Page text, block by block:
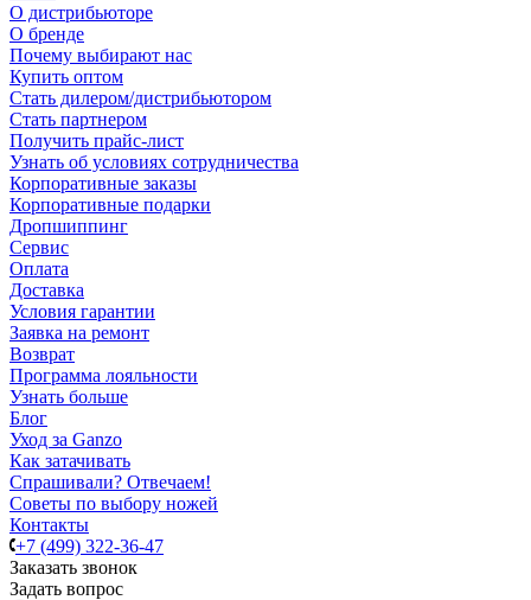
О дистрибьюторе
О бренде
Почему выбирают нас
Купить оптом
Стать дилером/дистрибьютором
Стать партнером
Получить прайс-лист
Узнать об условиях сотрудничества
Корпоративные заказы
Корпоративные подарки
Дропшиппинг
Сервис
Оплата
Доставка
Условия гарантии
Заявка на ремонт
Возврат
Программа лояльности
Узнать больше
Блог
Уход за Ganzo
Как затачивать
Спрашивали? Отвечаем!
Советы по выбору ножей
Контакты
+7 (499) 322-36-47
Заказать звонок
Задать вопрос